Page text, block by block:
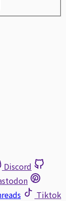
Discord
Tiktok